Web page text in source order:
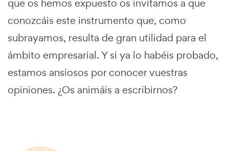
que os hemos expuesto os invitamos a que
conozcáis este instrumento que, como
subrayamos, resulta de gran utilidad para el
ámbito empresarial. Y si ya lo habéis probado,
estamos ansiosos por conocer vuestras
opiniones. ¿Os animáis a escribirnos?